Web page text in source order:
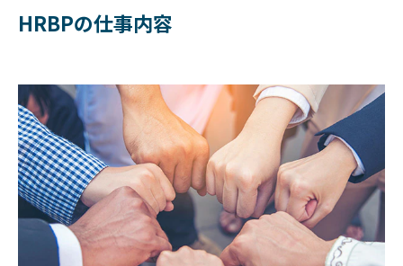
HRBPの仕事内容